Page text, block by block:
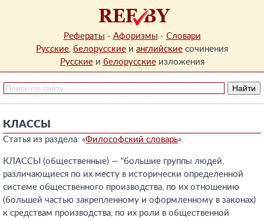
Рефераты - Афоризмы - Словари
Русские, белорусские и английские сочинения
Русскиеи белорусскиеизложения
КЛАССЫ
Статья из раздела: «Философский словарь»
КЛАССЫ (общественные) — “большие группы людей,
различающиеся по их месту в исторически определенной
системе общественного производства, по их отношению
(большей частью закрепленному и оформленному в законах)
к средствам производства, по их роли в общественной